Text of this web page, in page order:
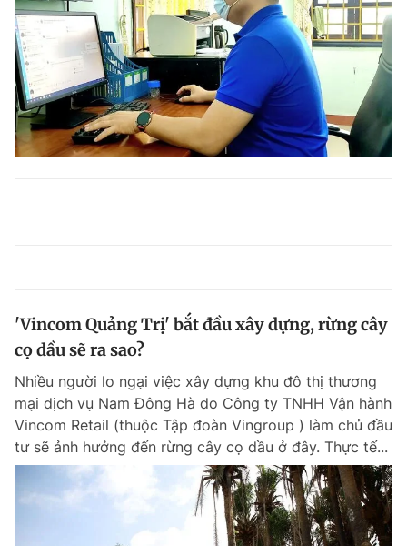
'Vincom Quảng Trị' bắt đầu xây dựng, rừng cây
cọ dầu sẽ ra sao?
Nhiều người lo ngại việc xây dựng khu đô thị thương
mại dịch vụ Nam Đông Hà do Công ty TNHH Vận hành
Vincom Retail (thuộc Tập đoàn Vingroup ) làm chủ đầu
tư sẽ ảnh hưởng đến rừng cây cọ dầu ở đây. Thực tế...